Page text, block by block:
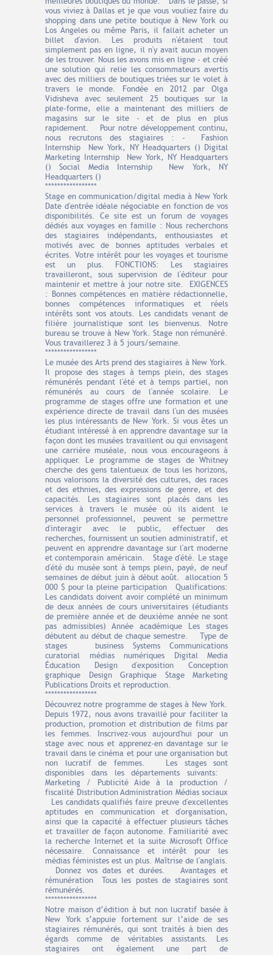
vous viviez à Dallas et je que vous vouliez faire du
shopping dans une petite boutique à New York ou
Los Angeles ou même Paris, il fallait acheter un
billet d'avion. Les produits n'étaient tout
simplement pas en ligne, il n'y avait aucun moyen
de les trouver. Nous les avons mis en ligne - et créé
une solution qui relie les consommateurs avertis
avec des milliers de boutiques triées sur le volet à
travers le monde. Fondée en 2012 par Olga
Vidisheva avec seulement 25 boutiques sur la
plate-forme, elle a maintenant des milliers de
magasins sur le site - et de plus en plus
rapidement. Pour notre développement continu,
nous recrutons des stagiaires : - Fashion
Internship New York, NY Headquarters () Digital
Marketing Internship New York, NY Headquarters
() Social Media Internship New York, NY
Headquarters ()
*****************
Stage en communication/digital media à New York
Date d'entrée idéale négociable en fonction de vos
disponibilités. Ce site est un forum de voyages
dédiés aux voyages en famille : Nous recherchons
des stagiaires indépendants, enthousiastes et
motivés avec de bonnes aptitudes verbales et
écrites. Votre intérêt pour les voyages et tourisme
est un plus. FONCTIONS: Les stagiaires
travailleront, sous supervision de l'éditeur pour
maintenir et mettre à jour notre site. EXIGENCES
: Bonnes compétences en matière rédactionnelle,
bonnes compétences informatiques et réels
intérêts sont vos atouts. Les candidats venant de
filière journalistique sont les bienvenus. Notre
bureau se trouve à New York. Stage non rémunéré.
Vous travaillerez 3 à 5 jours/semaine.
*****************
Le musée des Arts prend des stagiaires à New York.
Il propose des stages à temps plein, des stages
rémunérés pendant l'été et à temps partiel, non
rémunérés au cours de l'année scolaire. Le
programme de stages offre une formation et une
expérience directe de travail dans l'un des musées
les plus intéressants de New York. Si vous êtes un
étudiant intéressé à en apprendre davantage sur la
façon dont les musées travaillent ou qui envisagent
une carrière muséale, nous vous encourageons à
appliquer. Le programme de stages de Whitney
cherche des gens talentueux de tous les horizons,
nous valorisons la diversité des cultures, des races
et des ethnies, des expressions de genre, et des
capacités. Les stagiaires sont placés dans les
services à travers le musée où ils aident le
personnel professionnel, peuvent se permettre
d'interagir avec le public, effectuer des
recherches, fournissent un soutien administratif, et
peuvent en apprendre davantage sur l'art moderne
et contemporain américain. Stage d'été. Le stage
d'été du musée sont à temps plein, payé, de neuf
semaines de début juin à début août. allocation 5
000 $ pour la pleine participation Qualifications:
Les candidats doivent avoir complété un minimum
de deux années de cours universitaires (étudiants
de première année et de deuxième année ne sont
pas admissibles) Année académique Les stages
débutent au début de chaque semestre. Type de
stages business Systems Communications
curatorial médias numériques Digital Media
Éducation Design d'exposition Conception
graphique Design Graphique Stage Marketing
Publications Droits et reproduction.
*****************
Découvrez notre programme de stages à New York.
Depuis 1972, nous avons travaillé pour faciliter la
production, promotion et distribution de films par
les femmes. Inscrivez-vous aujourd'hui pour un
stage avec nous et apprenez-en davantage sur le
travail dans le cinéma et pour une organisation but
non lucratif de femmes. Les stages sont
disponibles dans les départements suivants:
Marketing / Publicité Aide à la production /
fiscalité Distribution Administration Médias sociaux
Les candidats qualifiés faire preuve d'excellentes
aptitudes en communication et d'organisation,
ainsi que la capacité à effectuer plusieurs tâches
et travailler de façon autonome. Familiarité avec
la recherche Internet et la suite Microsoft Office
nécessaire. Connaissance et intérêt pour les
médias féministes est un plus. Maîtrise de l'anglais.
Donnez vos dates et durées. Avantages et
rémunération Tous les postes de stagiaires sont
rémunérés.
*****************
Notre maison d’édition à but non lucratif basée à
New York s’appuie fortement sur l’aide de ses
stagiaires rémunérés, qui sont traités à bien des
égards comme de véritables assistants. Les
stagiaires ont également une part de